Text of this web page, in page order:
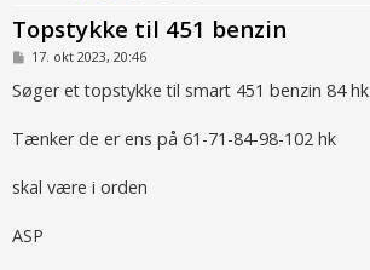
Topstykke til 451 benzin
d
l
g
17. okt 2023, 20:46
Søger et topstykke til smart 451 benzin 84 hk
Tænker de er ens på 61-71-84-98-102 hk
skal være i orden
ASP